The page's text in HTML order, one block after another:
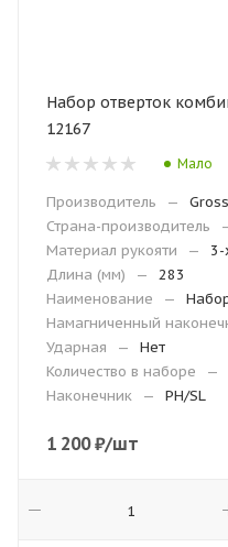
Набор отверток
12167
Мало
Производитель —
Gross
Страна-производитель
Материал рукояти
—
Длина (мм)
—
283
Наименование
—
Намагниченный
Ударная
—
Нет
Количество в наборе
—
Наконечник
— PH/SL
1 200₽/шт